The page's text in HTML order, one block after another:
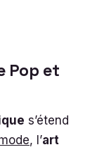
Pop et
s’étend
, l’art